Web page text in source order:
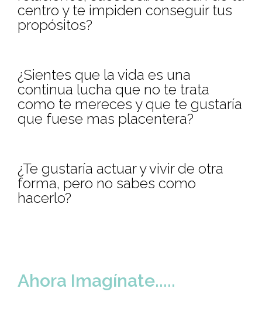
centro y te impiden conseguir tus
propósitos?
¿Sientes que la vida es una
continua lucha que no te trata
como te mereces y que te gustaría
que fuese mas placentera?
¿Te gustaría actuar y vivir de otra
forma, pero no sabes como
hacerlo?
Ahora Imagínate.....